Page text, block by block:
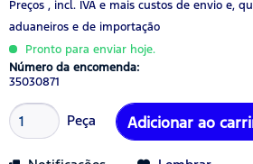
Preços , incl. IVA e mais custos de envio e,
aduaneiros e de importação
Pronto para enviar hoje.
Número da encomenda:
35030871
Peça Adicionar ao